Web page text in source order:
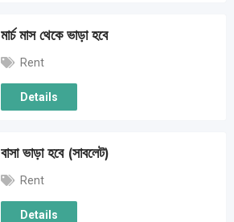
মার্চ মাস থেকে ভাড়া হবে
Rent
Details
বাসা ভাড়া হবে (সাবলেট)
Rent
Details